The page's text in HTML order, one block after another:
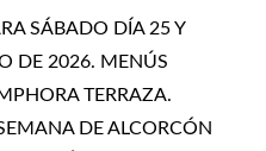
SÁBADO DÍA 25 Y
DE 2026. MENÚS
TERRAZA.
DE ALCORCÓN